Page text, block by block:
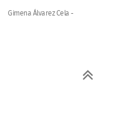
Gimena Álvarez Cela -